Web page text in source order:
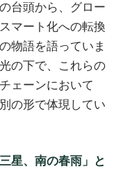
台頭から、グロー
マート化への転換
物語を語っていま
の下で、これらの
ェーンにおいて
の形で体現してい
星、南の春雨」と